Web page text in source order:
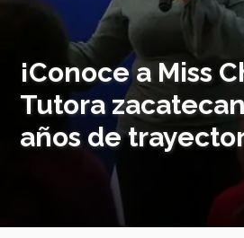
¡Conoce a Miss
Tutora
años de